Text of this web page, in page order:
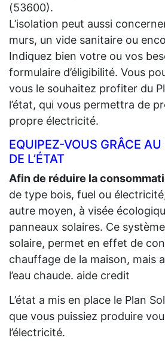
(53600).
L’isolation peut aussi
murs, un vide sanitaire ou
Indiquez bien votre ou vos
formulaire d’éligibilité. Vous
vous le souhaitez profiter du
l’état, qui vous permettra de
propre électricité.
EQUIPEZ-VOUS GRÂCE
DE L’ÉTAT
Afin de réduire la
de type bois, fuel ou
autre moyen, à visée
panneaux solaires. Ce
solaire, permet en effet de
chauffage de la maison, mais
l’eau chaude. aide credit
L’état a mis en place le Plan
que vous puissiez produire
l’électricité.